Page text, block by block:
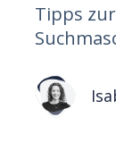
Tipps